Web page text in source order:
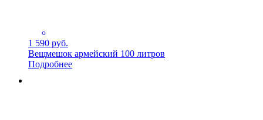
1 590 руб.
Вещмешок армейский 100 литров
Подробнее